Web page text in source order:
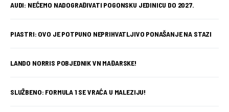
AUDI: NEĆEMO NADOGRAĐIVATI POGONSKU JEDINICU DO 2027.
PIASTRI: OVO JE POTPUNO NEPRIHVATLJIVO PONAŠANJE NA STAZI
LANDO NORRIS POBJEDNIK VN MAĐARSKE!
SLUŽBENO: FORMULA 1 SE VRAĆA U MALEZIJU!